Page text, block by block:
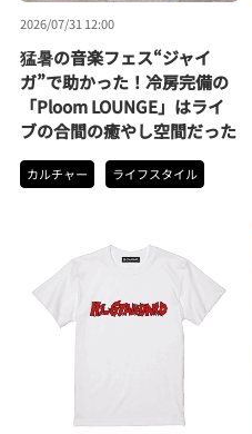
2026/07/31 12:00
猛暑の音楽フェス“ジャイ
ガ”で助かった！冷房完備の
「Ploom LOUNGE」はライ
ブの合間の癒やし空間だった
カルチャー ライフスタイル